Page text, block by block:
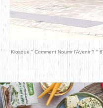
Kiosque " Comment Nourrir l'Avenir ? "